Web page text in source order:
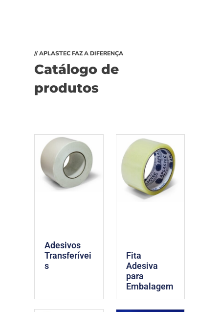
// APLASTEC FAZ A DIFERENÇA
Catálogo de
produtos
Adesivos
Transferívei
s
Fita
Adesiva
para
Embalagem